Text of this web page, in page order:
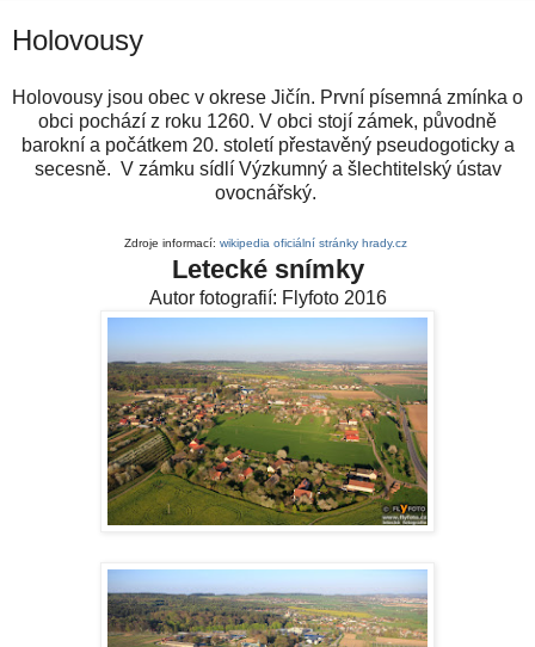
Holovousy
Holovousy jsou obec v okrese Jičín. První písemná zmínka o
obci pochází z roku 1260. V obci stojí zámek, původně
barokní a počátkem 20. století přestavěný pseudogoticky a
secesně. V zámku sídlí Výzkumný a šlechtitelský ústav
ovocnářský.
Zdroje informací: wikipedia oficiální stránky hrady.cz
Letecké snímky
Autor fotografií: Flyfoto 2016